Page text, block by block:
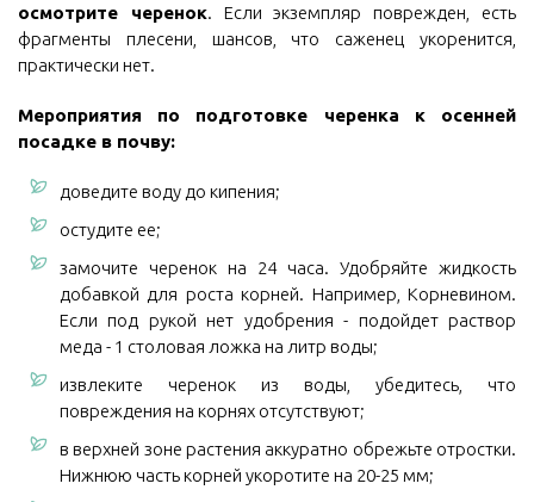
осмотрите черенок. Если экземпляр поврежден, есть
фрагменты плесени, шансов, что саженец укоренится,
практически нет.
Мероприятия по подготовке черенка к осенней
посадке в почву:
доведите воду до кипения;
остудите ее;
замочите черенок на 24 часа. Удобряйте жидкость
добавкой для роста корней. Например, Корневином.
Если под рукой нет удобрения - подойдет раствор
меда - 1 столовая ложка на литр воды;
извлеките черенок из воды, убедитесь, что
повреждения на корнях отсутствуют;
в верхней зоне растения аккуратно обрежьте отростки.
Нижнюю часть корней укоротите на 20-25 мм;